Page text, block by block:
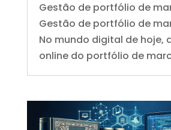
Gestão de portfólio de
Gestão de portfólio de
No mundo digital de hoje,
online do portfólio de